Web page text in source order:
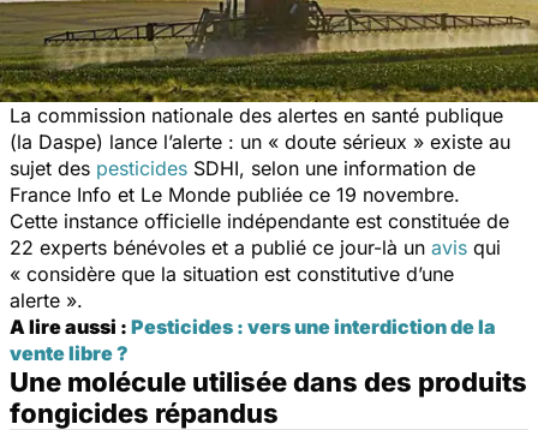
La commission nationale des alertes en santé publique
(la Daspe) lance l’alerte : un « doute sérieux » existe au
sujet des pesticides SDHI, selon une information de
France Info et Le Monde publiée ce 19 novembre.
Cette instance officielle indépendante est constituée de
22 experts bénévoles et a publié ce jour-là un avis qui
« considère que la situation est constitutive d’une
alerte ».
A lire aussi : Pesticides : vers une interdiction de la
vente libre ?
Une molécule utilisée dans des produits
fongicides répandus